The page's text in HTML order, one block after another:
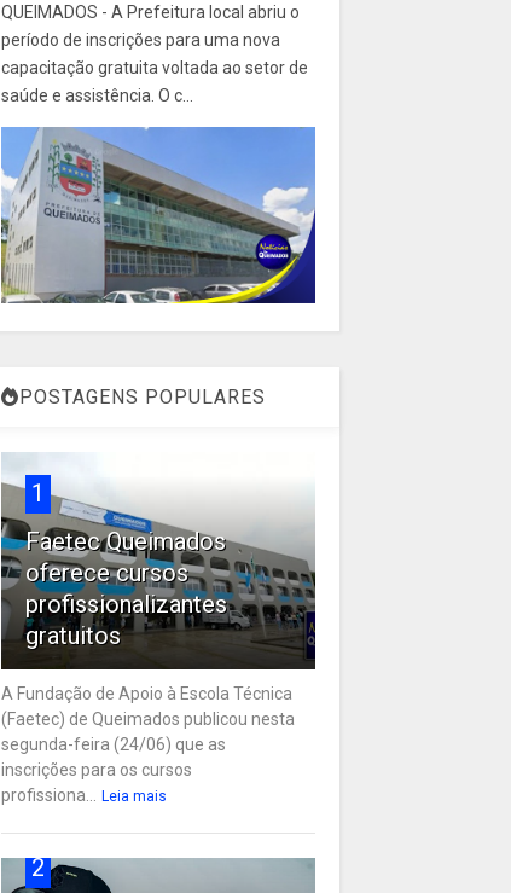
QUEIMADOS - A Prefeitura local abriu o
período de inscrições para uma nova
capacitação gratuita voltada ao setor de
saúde e assistência. O c...
POSTAGENS POPULARES
1
Faetec Queimados
oferece cursos
profissionalizantes
gratuitos
A Fundação de Apoio à Escola Técnica
(Faetec) de Queimados publicou nesta
segunda-feira (24/06) que as
inscrições para os cursos
profissiona...
Leia mais
2